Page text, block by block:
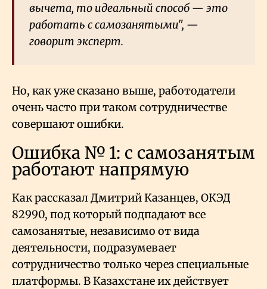
вычета, то идеальный способ — это
работать с самозанятыми", —
говорит эксперт.
Но, как уже сказано выше, работодатели
очень часто при таком сотрудничестве
совершают ошибки.
Ошибка № 1: с самозанятым
работают напрямую
Как рассказал Дмитрий Казанцев, ОКЭД
82990, под который подпадают все
самозанятые, независимо от вида
деятельности, подразумевает
сотрудничество только через специальные
платформы. В Казахстане их действует